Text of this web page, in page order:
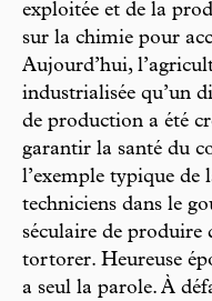
exploitée et de la
sur la chimie pour
Aujourd’hui,
industrialisée qu’un
de production a été
garantir la santé du
l’exemple typique de
techniciens dans le
séculaire de produire
tortorer. Heureuse
a seul la parole. À